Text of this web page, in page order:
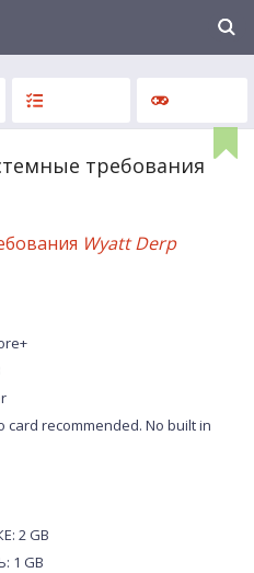
требования
Wyatt Derp
card recommended. No built in
2 GB
1 GB